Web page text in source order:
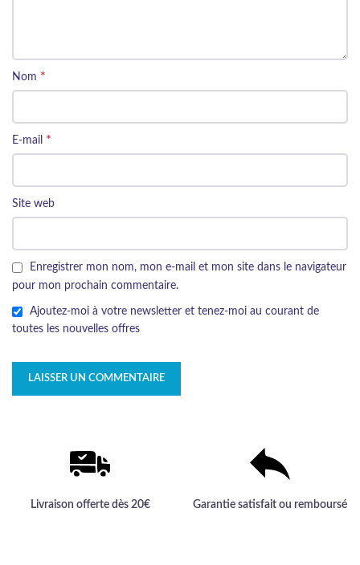
Nom *
E-mail *
Site web
Enregistrer mon nom, mon e-mail et mon site dans le navigateur
pour mon prochain commentaire.
Ajoutez-moi à votre newsletter et tenez-moi au courant de
toutes les nouvelles offres
Livraison offerte dès 20€ Garantie satisfait ou remboursé